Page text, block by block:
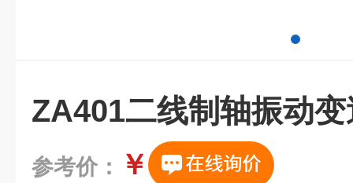
ZA401二线制轴振动
参考价： ￥